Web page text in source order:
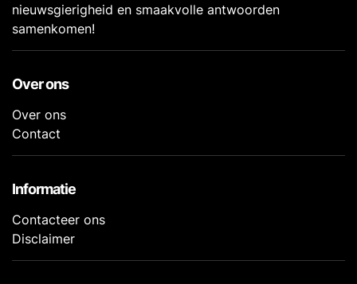
nieuwsgierigheid en smaakvolle antwoorden
samenkomen!
Over ons
Over ons
Contact
Informatie
Contacteer ons
Disclaimer